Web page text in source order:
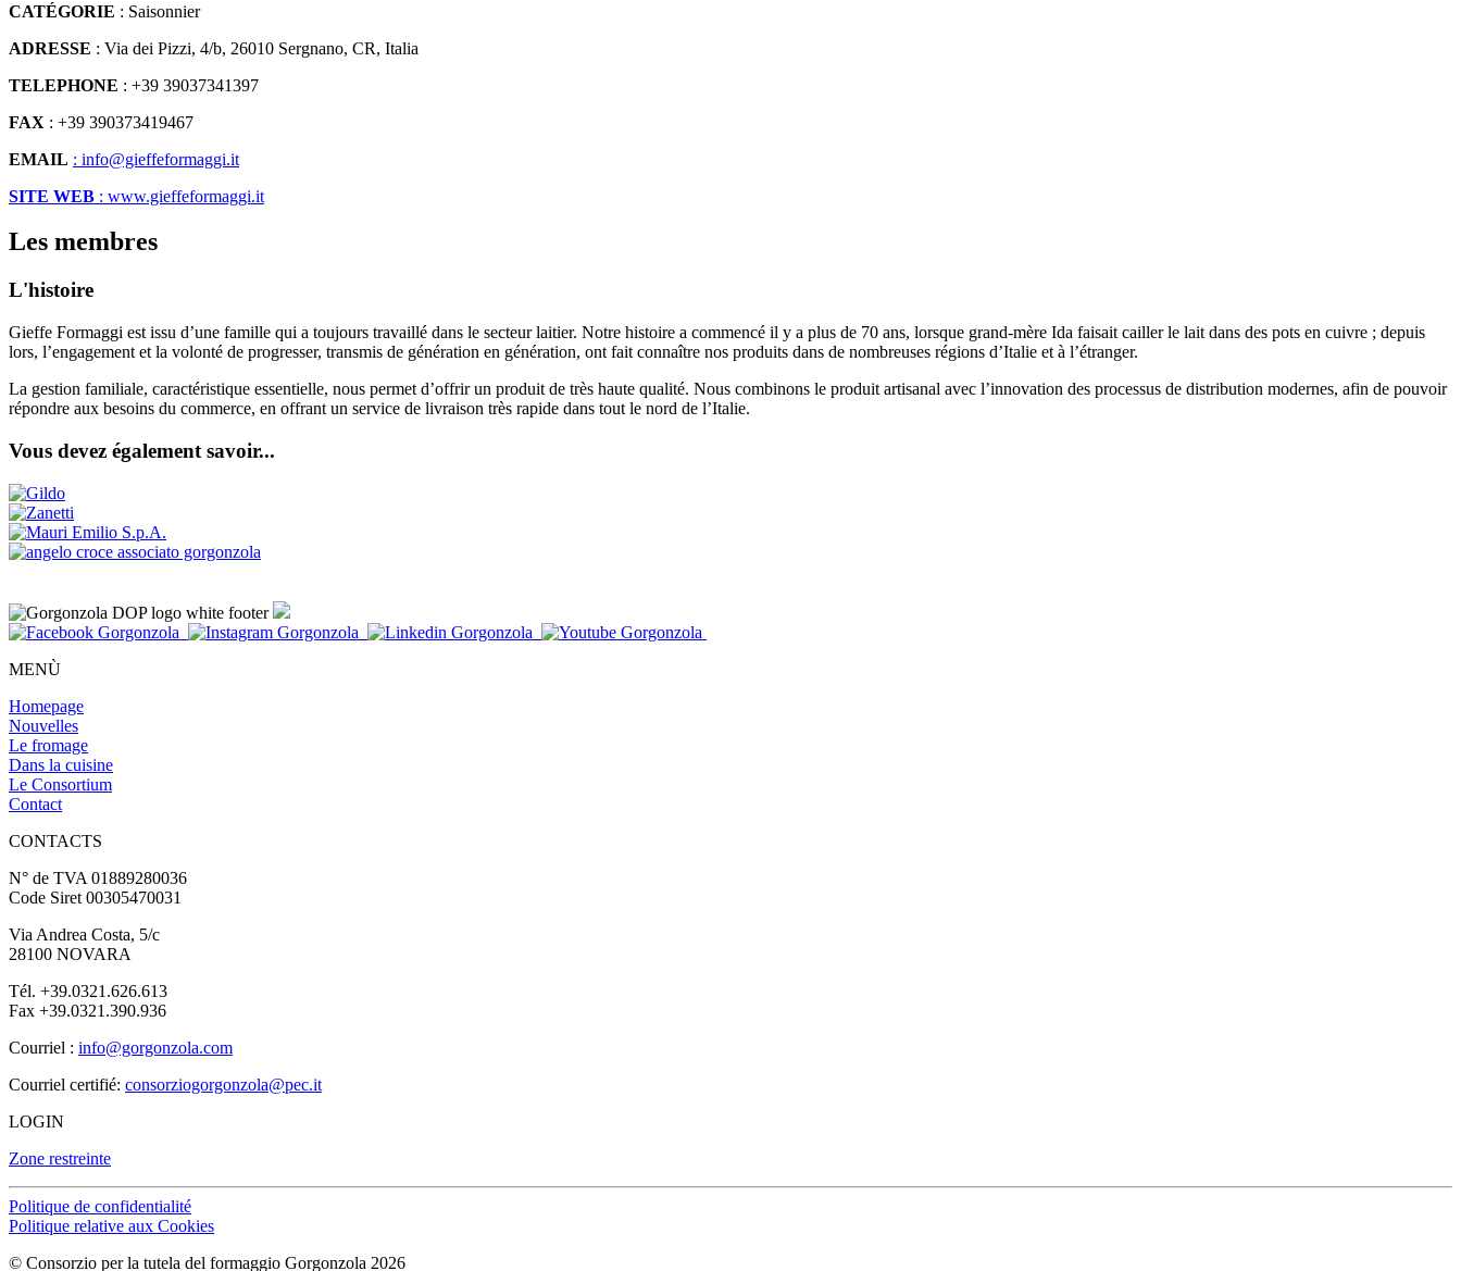
CATÉGORIE : Saisonnier
ADRESSE : Via dei Pizzi, 4/b, 26010 Sergnano, CR, Italia
TELEPHONE : +39 39037341397
FAX : +39 390373419467
EMAIL : info@gieffeformaggi.it
SITE WEB : www.gieffeformaggi.it
Les membres
L'histoire
Gieffe Formaggi est issu d’une famille qui a toujours travaillé dans le secteur laitier. Notre histoire a commencé il y a plus de 70 ans, lorsque grand-mère Ida faisait cailler le lait dans des pots en cuivre ; depuis
lors, l’engagement et la volonté de progresser, transmis de génération en génération, ont fait connaître nos produits dans de nombreuses régions d’Italie et à l’étranger.
La gestion familiale, caractéristique essentielle, nous permet d’offrir un produit de très haute qualité. Nous combinons le produit artisanal avec l’innovation des processus de distribution modernes, afin de pouvoir
répondre aux besoins du commerce, en offrant un service de livraison très rapide dans tout le nord de l’Italie.
Vous devez également savoir...
MENÙ
Homepage
Nouvelles
Le fromage
Dans la cuisine
Le Consortium
Contact
CONTACTS
N° de TVA 01889280036
Code Siret 00305470031
Via Andrea Costa, 5/c
28100 NOVARA
Tél. +39.0321.626.613
Fax +39.0321.390.936
Courriel : info@gorgonzola.com
Courriel certifié: consorziogorgonzola@pec.it
LOGIN
Zone restreinte
Politique de confidentialité
Politique relative aux Cookies
© Consorzio per la tutela del formaggio Gorgonzola 2026